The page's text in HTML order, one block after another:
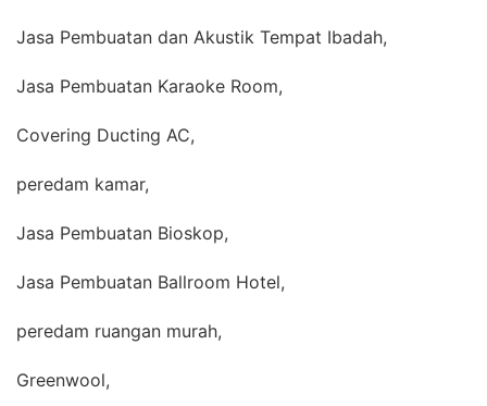
Jasa Pembuatan dan Akustik Tempat Ibadah,
Jasa Pembuatan Karaoke Room,
Covering Ducting AC,
peredam kamar,
Jasa Pembuatan Bioskop,
Jasa Pembuatan Ballroom Hotel,
peredam ruangan murah,
Greenwool,